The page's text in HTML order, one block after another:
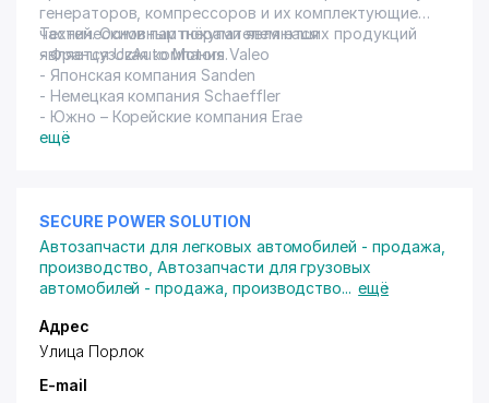
генераторов, компрессоров и их комплектующие
частей. Основным покупателем наших продукций
является UzAuto Motors.
Техническими партнёрами являются
- Французская компания Valeo
- Японская компания Sanden
- Немецкая компания Schaeffler
- Южно – Корейские компания Erae
ещё
SECURE POWER SOLUTION
Автозапчасти для легковых автомобилей - продажа,
производство ,Автозапчасти для грузовых
автомобилей - продажа, производство... ещё
Адрес
Улица Порлок
E-mail